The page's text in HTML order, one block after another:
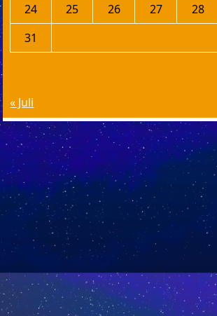
24
25 26 27 28
31
« Juli